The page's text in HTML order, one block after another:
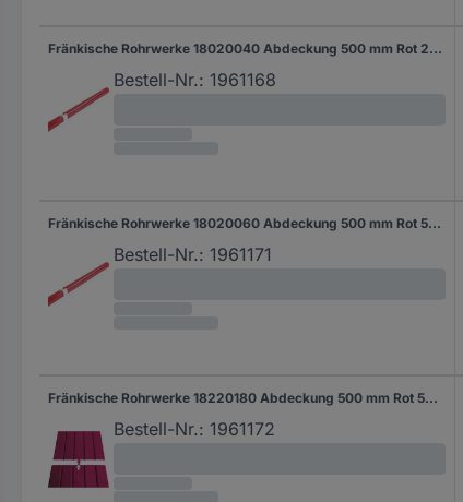
Fränkische Rohrwerke 18020040 Abdeckung 500 mm Rot 25 St.
Bestell-Nr.: 1961168
Fränkische Rohrwerke 18020060 Abdeckung 500 mm Rot 50 St.
Bestell-Nr.: 1961171
Fränkische Rohrwerke 18220180 Abdeckung 500 mm Rot 50 St.
Bestell-Nr.: 1961172